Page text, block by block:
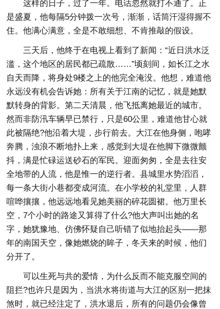
这样的日子，过了一年。电话忽然就打不通了。正
是盛夏，他每隔5分钟拨一次号，渐渐，话筒汗湿得握不
住。他满心满意，全是不敢细想、不肯推敲的假设。
三天后，他终于在电视上看到了新闻：“近日洪水泛
滥，这个地区的居民都已疏散……”顷刻间，如长江之水
自天而降，将身处9楼之上的他完全淹没。他想，难道他
永远没有机会告诉她：所有关于江南的记忆，就是她默
默转身的背影。第二天清晨，他飞抵离她最近的城市。
然而非防汛车辆早已禁行，只是60公里，难道他甘心就
此被隔绝?他沿着大堤，步行前去。大江在他身侧，咆哮
奔腾，浊浪不断地扑上来，感觉到大堤在他脚下微微颤
抖，满是忙碌运送砂石的军民。迎面匆匆，全是去往安
全地带的人流，他是惟一的逆行者。县城里水势滔滔，
每一条大街小巷都变成河流。在小学校的礼堂里，人群
喧哗攘攘，他远远地看见她美丽的碎花圆裙。他万里长
空，7个小时的路途又算得了什么?他大声叫出她的名
字，她犹豫地、仿佛怀疑自己听错了似地抬起头——那
年的南国天空，像她燃烧的眸子，冬天来的时候，他们
分开了。
可以生死与共的爱情，为什么反而不能克服空间的
阻拦?也许只是因为，当洪水将街道与大江的区别一把抹
煞时，就已经注定了，洪水退后，所有的问题仍会像曾